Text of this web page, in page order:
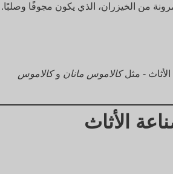
من الخيزران، الذي يكون مجوفًا وصلبًا.
كالاموس مانان وكالاموس
الأثاث